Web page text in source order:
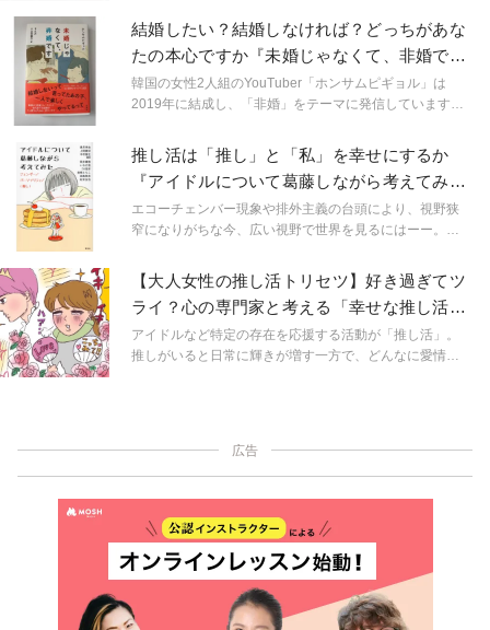
いています。白田さんにご経験や承認欲求モンスターと
の向き合い方の変化について伺いました。
えとなっている人も多いのではないでしょうか。ただ、
「推し活」には課題もあります。『オタク文化とフェミ
ニズム』（青土社）の著者で、東京大学大学院情報学環
教授の田中東子先生に詳しく伺いました。
結婚したい？結婚しなければ？どっちがあな
たの本心ですか『未婚じゃなくて、非婚で
す』【レビュー】
韓国の女性2人組のYouTuber「ホンサムピギョル」は
2019年に結成し、「非婚」をテーマに発信しています。
で歩む人生、どきやがれ、結婚主義者たち！」という2つ
の意味がかけられているという。『未婚じゃなくて、非
婚です』（左右社）（翻訳：すんみ、小山内園子）で
は、過去の恋愛、ルッキズム、推し活、財テク、キャリ
アといった切り口から、エスさんとエイさんの2人が非婚
方などについて書かれています。
推し活は「推し」と「私」を幸せにするか
『アイドルについて葛藤しながら考えてみ
た』【レビュー】
エコーチェンバー現象や排外主義の台頭により、視野狭
窄になりがちな今、広い視野で世界を見るにはーー。フ
きさんが、今気になる本と共に注目するキーワードをピ
ックアップし紐解いていく。今回は、『アイドルについ
て葛藤しながら考えてみた ジェンダー/パーソナリティ/
推し』（青弓社 香月孝史・上岡磨奈・中村香住 編
著）を取り上げる。
【大人女性の推し活トリセツ】好き過ぎてツ
ライ？心の専門家と考える「幸せな推し活」
に不可欠な心構え
アイドルなど特定の存在を応援する活動が「推し活」。
推しがいると日常に輝きが増す一方で、どんなに愛情を
広告